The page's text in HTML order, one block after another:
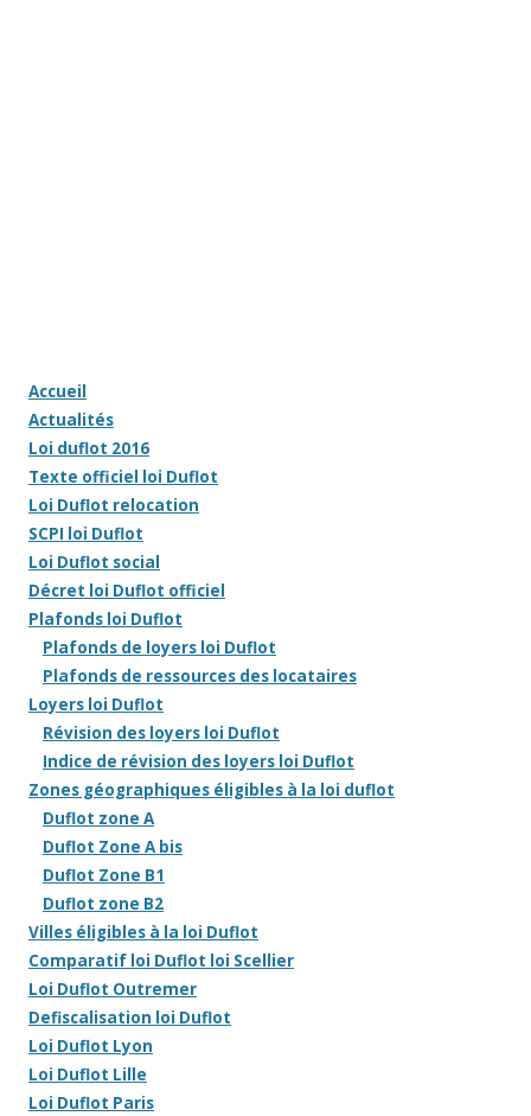
Accueil
Actualités
Loi duflot 2016
Texte officiel loi Duflot
Loi Duflot relocation
SCPI loi Duflot
Loi Duflot social
Décret loi Duflot officiel
Plafonds loi Duflot
Plafonds de loyers loi Duflot
Plafonds de ressources des locataires
Loyers loi Duflot
Révision des loyers loi Duflot
Indice de révision des loyers loi Duflot
Zones géographiques éligibles à la loi duflot
Duflot zone A
Duflot Zone A bis
Duflot Zone B1
Duflot zone B2
Villes éligibles à la loi Duflot
Comparatif loi Duflot loi Scellier
Loi Duflot Outremer
Defiscalisation loi Duflot
Loi Duflot Lyon
Loi Duflot Lille
Loi Duflot Paris